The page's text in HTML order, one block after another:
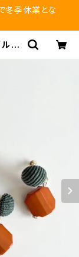
冬季休業とな
イ